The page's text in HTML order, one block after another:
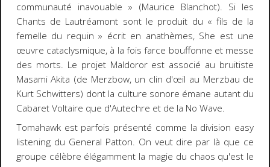
communauté inavouable » (Maurice Blanchot). Si les
Chants de Lautréamont sont le produit du « fils de la
femelle du requin » écrit en anathèmes, She est une
œuvre cataclysmique, à la fois farce bouffonne et messe
des morts. Le projet Maldoror est associé au bruitiste
Masami Akita (de Merzbow, un clin d'œil au Merzbau de
Kurt Schwitters) dont la culture sonore émane autant du
Cabaret Voltaire que d'Autechre et de la No Wave.
Tomahawk est parfois présenté comme la division easy
listeningdu General Patton. On veut dire par là que ce
groupe célèbre élégamment la magie du chaos qu'est le